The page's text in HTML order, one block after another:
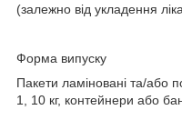
(залежно від укладення
Форма випуску
Пакети ламіновані та/або
1, 10 кг, контейнери або